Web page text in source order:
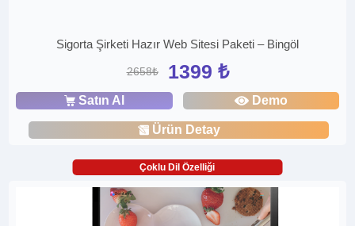
Sigorta Şirketi Hazır Web Sitesi Paketi – Bingöl
2658₺ 1399 ₺
Satın Al Demo
Ürün Detay
Çoklu Dil Özelliği